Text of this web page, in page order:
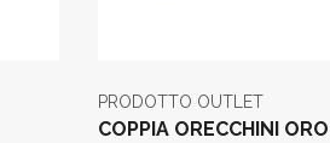
PRODOTTO OUTLET
COPPIA ORECCHINI ORO